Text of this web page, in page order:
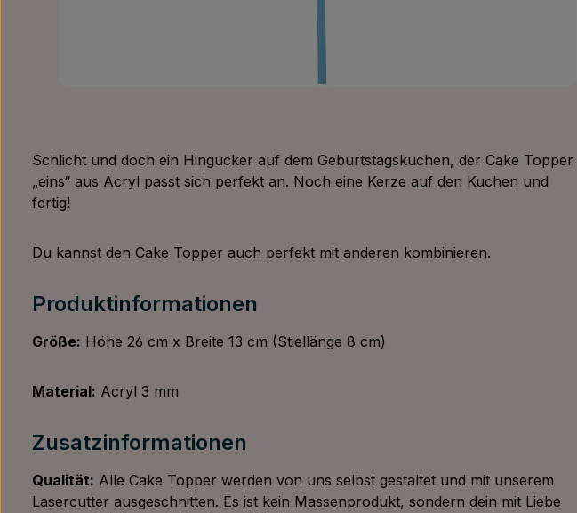
Schlicht und doch ein Hingucker auf dem Geburtstagskuchen, der Cake Topper
„eins“ aus Acryl passt sich perfekt an. Noch eine Kerze auf den Kuchen und
fertig!
Du kannst den Cake Topper auch perfekt mit anderen kombinieren.
Produktinformationen
Größe: Höhe 26 cm x Breite 13 cm (Stiellänge 8 cm)
Material: Acryl 3 mm
Zusatzinformationen
Qualität: Alle Cake Topper werden von uns selbst gestaltet und mit unserem
Lasercutter ausgeschnitten. Es ist kein Massenprodukt, sondern dein mit Liebe